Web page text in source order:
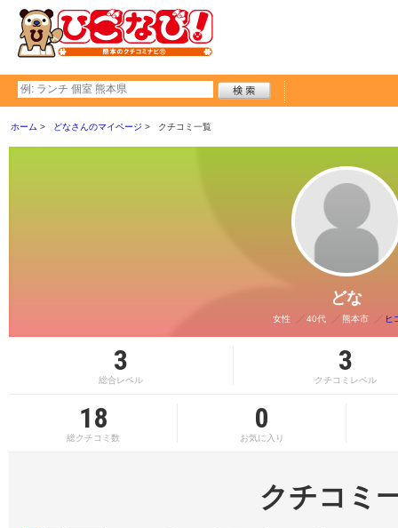
ホーム どなさんのマイページ クチコミ一覧
どな
女性 40代 熊本市 ヒ
3
総合レベル
3
クチコミレベル
18
総クチコミ数
0
お気に入り
クチコミ